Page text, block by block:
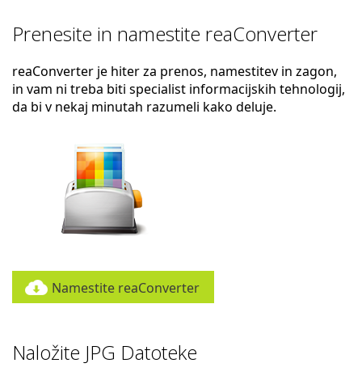
Prenesite in namestite reaConverter
reaConverter je hiter za prenos, namestitev in zagon,
in vam ni treba biti specialist informacijskih tehnologij,
da bi v nekaj minutah razumeli kako deluje.
Namestite reaConverter
Naložite JPG Datoteke